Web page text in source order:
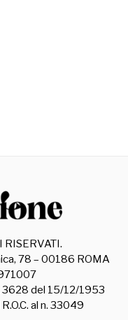
RISERVATI.
78 – 00186 ROMA
3628 del 15/12/1953
al n. 33049